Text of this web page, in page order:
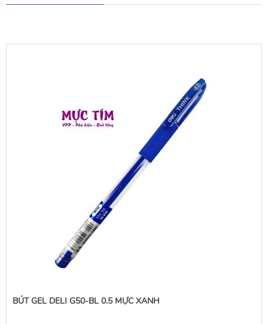
BÚT GEL DELI G50-BL 0.5 MỰC XANH